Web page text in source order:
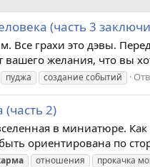
(часть 3
Все грахи это дэвы.
вашего желания, что вы
пуджа создание событий
2)
в миниатюре.
ориентирована по
отношения прокачка